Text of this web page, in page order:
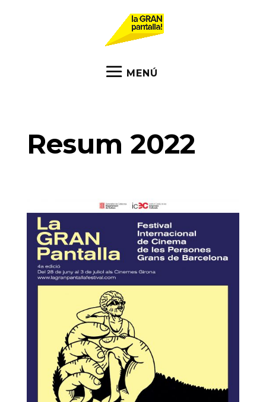
Resum 2022